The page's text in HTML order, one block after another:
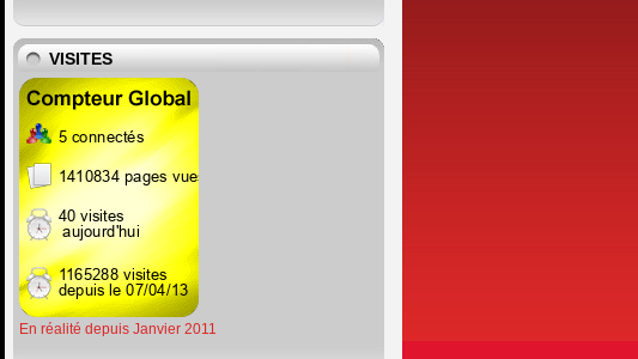
VISITES
En réalité depuis Janvier 2011